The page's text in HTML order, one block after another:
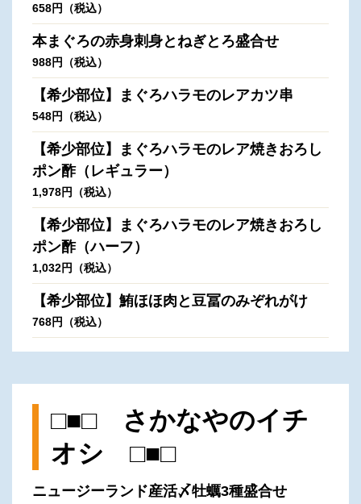
658円（税込）
本まぐろの赤身刺身とねぎとろ盛合せ
988円（税込）
【希少部位】まぐろハラモのレアカツ串
548円（税込）
【希少部位】まぐろハラモのレア焼きおろし
ポン酢（レギュラー）
1,978円（税込）
【希少部位】まぐろハラモのレア焼きおろし
ポン酢（ハーフ）
1,032円（税込）
【希少部位】鮪ほほ肉と豆冨のみぞれがけ
768円（税込）
□■□ さかなやのイチ
オシ □■□
ニュージーランド産活〆牡蠣3種盛合せ